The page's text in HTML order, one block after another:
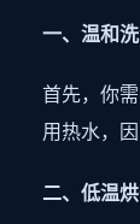
一、温和
首先，你
用热水，
二、低温